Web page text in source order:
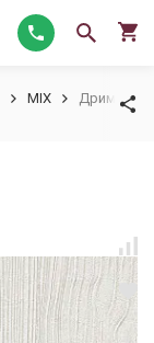
MIX Дримвуд